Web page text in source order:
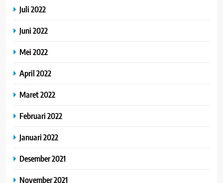
Juli 2022
Juni 2022
Mei 2022
April 2022
Maret 2022
Februari 2022
Januari 2022
Desember 2021
November 2021